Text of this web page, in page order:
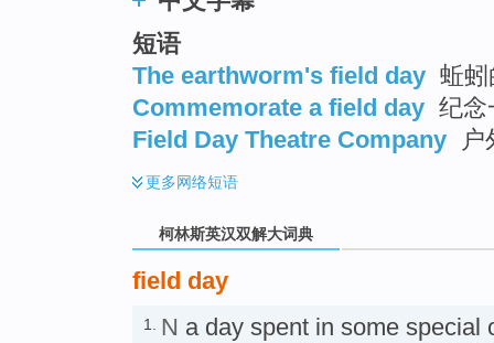
短语
The earthworm's field day 蚯
Commemorate a field day 纪念
Field Day Theatre Company
户
更多网络短语
柯林斯英汉双解大词典
field day
1. N a day spent in some special